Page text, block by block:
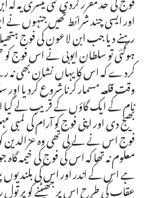
اور ایسی چند شرائط تھیں جنہوں نے
رہنے دیا جب ابن لاعون کی فوج
ہوگئی تو سلطان ایوبی نے اس فوج
کردے کہ اس کا یہاں نشان بھی
وقت قلعہ مسمار کرنا شروع کردیا اور
نام کے ایک گاؤں کے قریب لے
بھیج دی اور اپنی فوج کو آرام کی
فوج اس نے لے لی تھی وہ عزالدین
معلوم نہ تھا کہ اس کی فوج کی خیمہ
ہے اس کے اندر اور اس کی بلندیوں
عقاب کی طرح اس پر جھپٹنے کو پر